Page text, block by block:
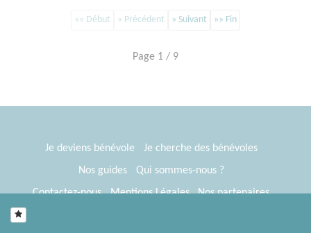
«« Début « Précédent » Suivant »» Fin
Page 1 / 9
Je deviens bénévole
Je cherche des bénévoles
Nos guides
Qui sommes-nous ?
Contactez-nous
Mentions Légales
Nos partenaires